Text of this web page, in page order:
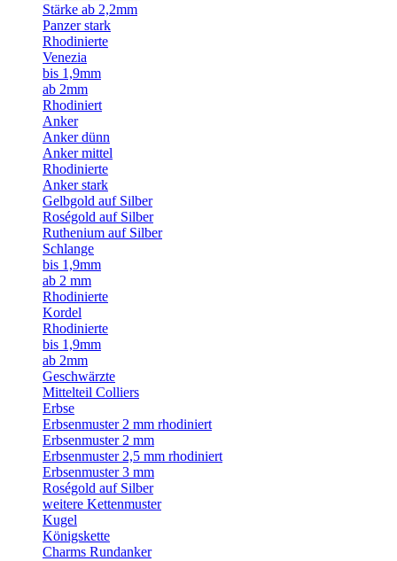
Stärke ab 2,2mm
Panzer stark
Rhodinierte
Venezia
bis 1,9mm
ab 2mm
Rhodiniert
Anker
Anker dünn
Anker mittel
Rhodinierte
Anker stark
Gelbgold auf Silber
Roségold auf Silber
Ruthenium auf Silber
Schlange
bis 1,9mm
ab 2 mm
Rhodinierte
Kordel
Rhodinierte
bis 1,9mm
ab 2mm
Geschwärzte
Mittelteil Colliers
Erbse
Erbsenmuster 2 mm rhodiniert
Erbsenmuster 2 mm
Erbsenmuster 2,5 mm rhodiniert
Erbsenmuster 3 mm
Roségold auf Silber
weitere Kettenmuster
Kugel
Königskette
Charms Rundanker